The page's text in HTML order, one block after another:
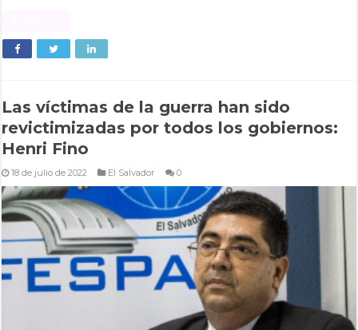
Las víctimas de la guerra han sido
revictimizadas por todos los gobiernos:
Henri Fino
18 de julio de 2022 El Salvador 0